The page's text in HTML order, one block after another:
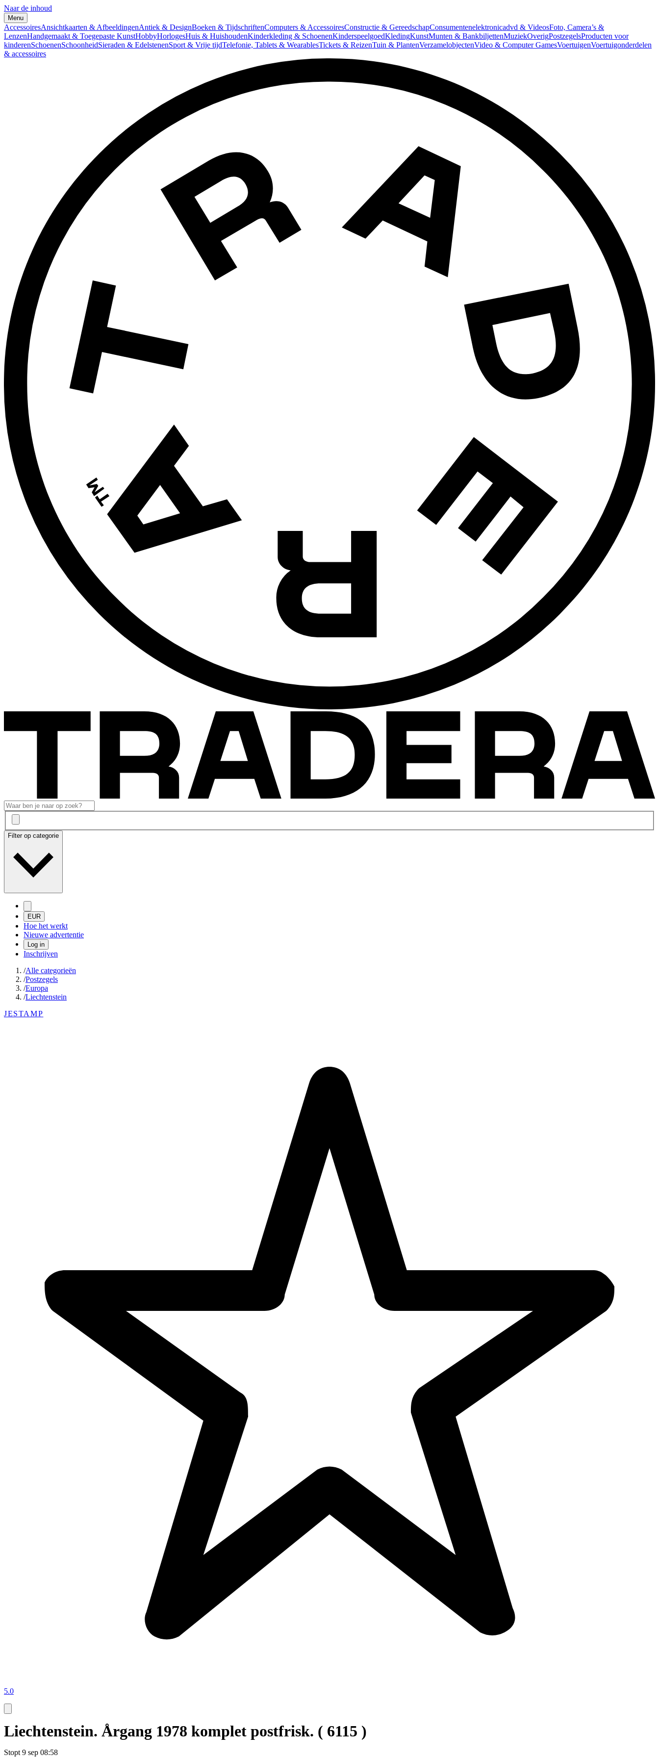
Naar de inhoud
Menu
AccessoiresAnsichtkaarten & AfbeeldingenAntiek & DesignBoeken & TijdschriftenComputers & AccessoiresConstructie & GereedschapConsumentenelektronicadvd & VideosFoto, Camera’s &
LenzenHandgemaakt & Toegepaste KunstHobbyHorlogesHuis & HuishoudenKinderkleding & SchoenenKinderspeelgoedKledingKunstMunten & BankbiljettenMuziekOverigPostzegelsProducten voor
kinderenSchoenenSchoonheidSieraden & EdelstenenSport & Vrije tijdTelefonie, Tablets & WearablesTickets & ReizenTuin & PlantenVerzamelobjectenVideo & Computer GamesVoertuigenVoertuigonderdelen
& accessoires
Filter op categorie
EUR
Hoe het werkt
Nieuwe advertentie
Log in
Inschrijven
/Alle categorieën
/Postzegels
/Europa
/Liechtenstein
JESTAMP
5.0
Liechtenstein. Årgang 1978 komplet postfrisk. ( 6115 )
Stopt 9 sep 08:58